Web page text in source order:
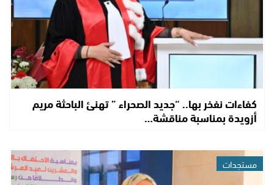
كفاءات نفخر بها.. “جديد الصحراء ” تهنئ الباحثة مريم
أزويدة بمناسبة مناقشة…
مستجدات